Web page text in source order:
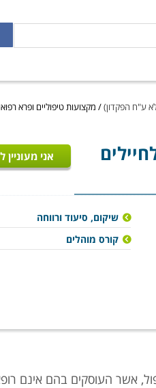
ע"ח הפקדון)/ מקצועות טיפוליים ופרא
אני
שיקום, סיעוד ורווחה
קורס מוהלים
אשר העוסקים בהם אינם